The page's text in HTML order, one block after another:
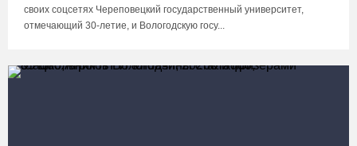
своих соцсетях Череповецкий государственный университет,
отмечающий 30-летие, и Вологодскую госу...